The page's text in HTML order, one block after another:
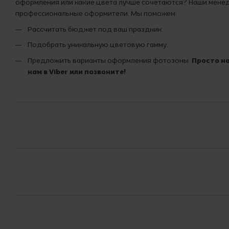
оформления или какие цвета лучше сочетаются? Наши
профессиональные оформители. Мы поможем:
Рассчитать бюджет под ваш праздник.
Подобрать уникальную цветовую гамму.
Предложить варианты оформления фотозоны. Просто
нам в Viber или позвоните!